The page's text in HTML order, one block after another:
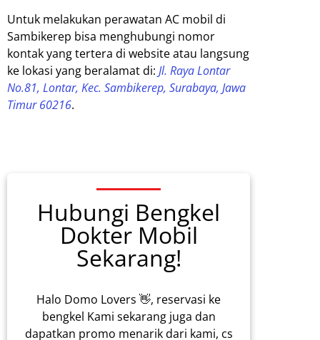
Untuk melakukan perawatan AC mobil di
Sambikerep bisa menghubungi nomor
kontak yang tertera di website atau langsung
ke lokasi yang beralamat di: Jl. Raya Lontar
No.81, Lontar, Kec. Sambikerep, Surabaya, Jawa
Timur 60216.
Hubungi Bengkel
Dokter Mobil
Sekarang!
Halo Domo Lovers 👋, reservasi ke
bengkel Kami sekarang juga dan
dapatkan promo menarik dari kami, cs